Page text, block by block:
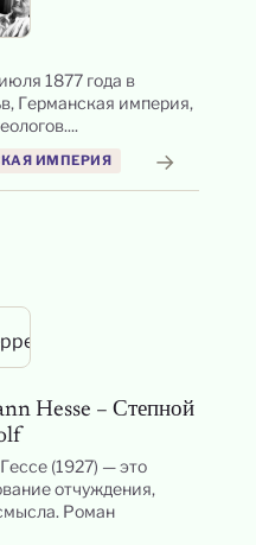
1877 года в
Германская империя,
ИМПЕРИЯ →
Hesse – Степной
(1927) — это
отчуждения,
Роман